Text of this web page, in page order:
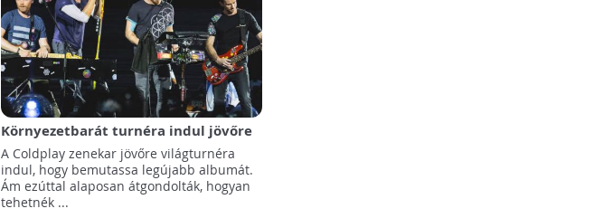
Környezetbarát turnéra indul jövőre
a Coldplay
A Coldplay zenekar jövőre világturnéra
indul, hogy bemutassa legújabb albumát.
Ám ezúttal alaposan átgondolták, hogyan
tehetnék ...